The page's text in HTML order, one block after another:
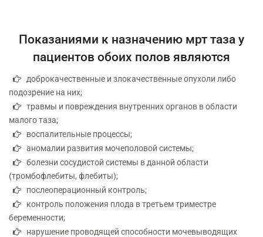
Показаниями к назначению мрт таза у
пациентов обоих полов являются
доброкачественные и злокачественные опухоли либо
подозрение на них;
травмы и повреждения внутренних органов в области
малого таза;
воспалительные процессы;
аномалии развития мочеполовой системы;
болезни сосудистой системы в данной области
(тромбофлебиты, флебиты);
послеоперационный контроль;
контроль положения плода в третьем триместре
беременности;
нарушение проводящей способности мочевыводящих